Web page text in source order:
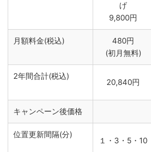
げ
9,800円
月額料金(税込)
480円
(初月無料)
2年間合計(税込)
20,840円
キャンペーン後価格
位置更新間隔(分)
１ ・3・5・10